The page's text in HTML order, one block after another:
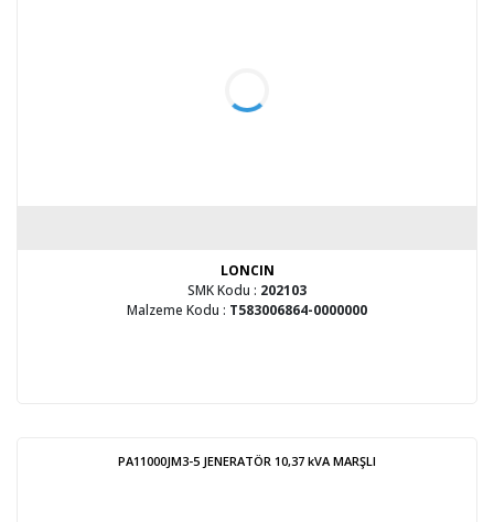
LONCIN
SMK Kodu : 202103
Malzeme Kodu : T583006864-0000000
PA11000JM3-5 JENERATÖR 10,37 kVA MARŞLI